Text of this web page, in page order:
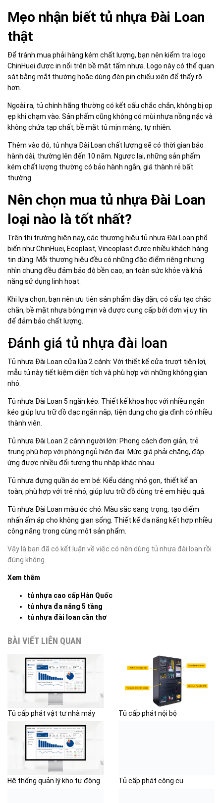
Mẹo nhận biết tủ nhựa Đài Loan
thật
Để tránh mua phải hàng kém chất lượng, bạn nên kiểm tra logo
ChinHuei được in nổi trên bề mặt tấm nhựa. Logo này có thể quan
sát bằng mắt thường hoặc dùng đèn pin chiếu xiên để thấy rõ
hơn.
Ngoài ra, tủ chính hãng thường có kết cấu chắc chắn, không bị ọp
ẹp khi chạm vào. Sản phẩm cũng không có mùi nhựa nồng nặc và
không chứa tạp chất, bề mặt tủ mịn màng, tự nhiên.
Thêm vào đó, tủ nhựa Đài Loan chất lượng sẽ có thời gian bảo
hành dài, thường lên đến 10 năm. Ngược lại, những sản phẩm
kém chất lượng thường có bảo hành ngắn, giá thành rẻ bất
thường.
Nên chọn mua tủ nhựa Đài Loan
loại nào là tốt nhất?
Trên thị trường hiện nay, các thương hiệu tủ nhựa Đài Loan phổ
biến như ChinHuei, Ecoplast, Vincoplast được nhiều khách hàng
tin dùng. Mỗi thương hiệu đều có những đặc điểm riêng nhưng
nhìn chung đều đảm bảo độ bền cao, an toàn sức khỏe và khả
năng sử dụng linh hoạt.
Khi lựa chọn, bạn nên ưu tiên sản phẩm dày dặn, có cấu tạo chắc
chắn, bề mặt nhựa bóng mịn và được cung cấp bởi đơn vị uy tín
để đảm bảo chất lượng.
Đánh giá tủ nhựa đài loan
Tủ nhựa Đài Loan cửa lùa 2 cánh: Với thiết kế cửa trượt tiện lợi,
mẫu tủ này tiết kiệm diện tích và phù hợp với những không gian
nhỏ.
Tủ nhựa Đài Loan 5 ngăn kéo: Thiết kế khoa học với nhiều ngăn
kéo giúp lưu trữ đồ đạc ngăn nắp, tiện dụng cho gia đình có nhiều
thành viên.
Tủ nhựa Đài Loan 2 cánh người lớn: Phong cách đơn giản, trẻ
trung phù hợp với phòng ngủ hiện đại. Mức giá phải chăng, đáp
ứng được nhiều đối tượng thu nhập khác nhau.
Tủ nhựa đựng quần áo em bé: Kiểu dáng nhỏ gọn, thiết kế an
toàn, phù hợp với trẻ nhỏ, giúp lưu trữ đồ dùng trẻ em hiệu quả.
Tủ nhựa Đài Loan màu óc chó: Màu sắc sang trọng, tạo điểm
nhấn ấm áp cho không gian sống. Thiết kế đa năng kết hợp nhiều
công năng trong cùng một sản phẩm.
Vậy là bạn đã có kết luận về việc có nên dùng tủ nhựa đài loan rồi
đúng không
Xem thêm
tủ nhựa cao cấp Hàn Quốc
tủ nhựa đa năng 5 tầng
tủ nhựa đài loan cần thơ
BÀI VIẾT LIÊN QUAN
Tủ cấp phát vật tư nhà máy Tủ cấp phát nội bộ
Hệ thống quản lý kho tự động Tủ cấp phát công cụ